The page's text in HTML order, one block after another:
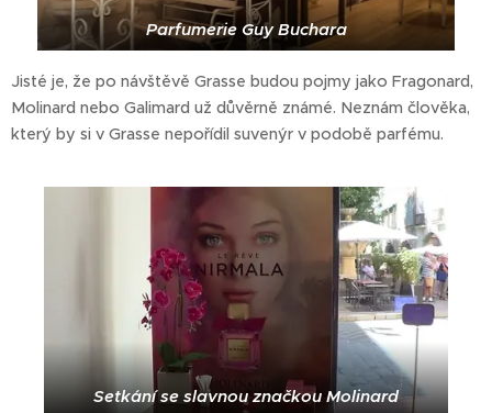
Parfumerie Guy Buchara
Jisté je, že po návštěvě Grasse budou pojmy jako Fragonard,
Molinard nebo Galimard už důvěrně známé. Neznám člověka,
který by si v Grasse nepořídil suvenýr v podobě parfému.
Setkání se slavnou značkou Molinard